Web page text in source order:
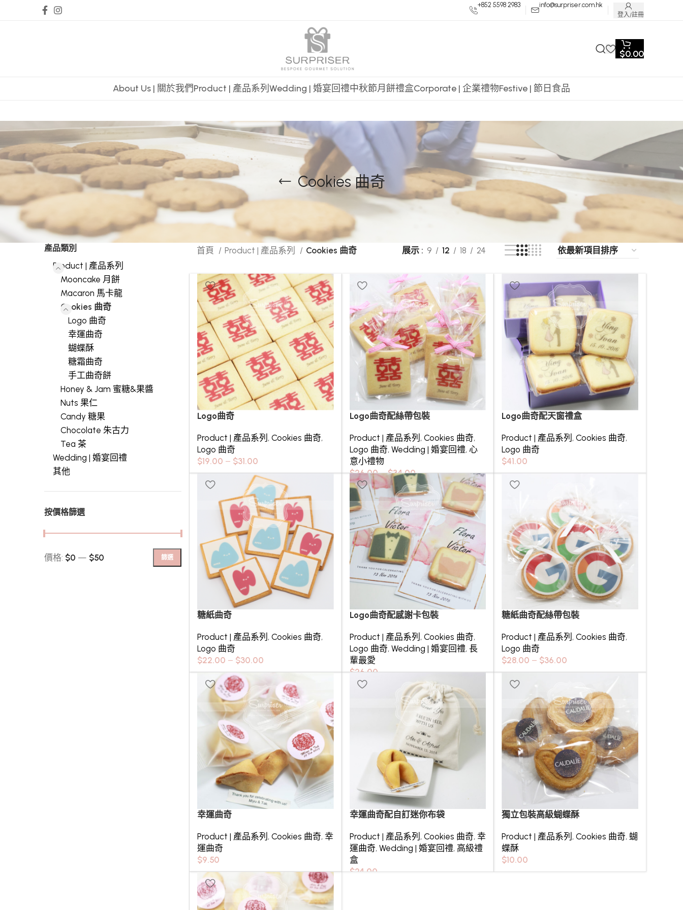
+852 5598 2983 info@surpriser.com.hk
登入/註冊
$0.00
About Us | 關於我們Product | 產品系列 Wedding | 婚宴回禮中秋節月餅禮盒Corporate | 企業禮物Festive | 節日食品
Cookies 曲奇
產品類別
Product | 產品系列
Mooncake 月餅
Macaron 馬卡龍
Cookies 曲奇
Logo 曲奇
幸運曲奇
蝴蝶酥
糖霜曲奇
手工曲奇餅
Honey & Jam 蜜糖&果醬
Nuts 果仁
Candy 糖果
Chocolate 朱古力
Tea 茶
Wedding | 婚宴回禮
其他
按價格篩選
篩選
價格: $0 — $50
首頁 Product | 產品系列 Cookies 曲奇 展示 9 12 18 24
Logo曲奇
Product | 產品系列 , Cookies 曲奇,
Logo 曲奇
$19.00 – $31.00
Logo曲奇配絲帶包裝
Product | 產品系列 , Cookies 曲奇,
Logo 曲奇, Wedding | 婚宴回禮, 心
意小禮物
$26.00 – $34.00
Logo曲奇配天窗禮盒
Product | 產品系列 ,Cookies 曲奇,
Logo 曲奇
$41.00
糖紙曲奇
Product | 產品系列 , Cookies 曲奇,
Logo 曲奇
$22.00 – $30.00
Logo曲奇配感謝卡包裝
Product | 產品系列 , Cookies 曲奇,
Logo 曲奇, Wedding | 婚宴回禮, 長
輩最愛
$26.00
糖紙曲奇配絲帶包裝
Product | 產品系列 ,Cookies 曲奇,
Logo 曲奇
$28.00 – $36.00
幸運曲奇
Product | 產品系列 , Cookies 曲奇, 幸
運曲奇
$9.50
幸運曲奇配自訂迷你布袋
Product | 產品系列 , Cookies 曲奇, 幸
運曲奇, Wedding | 婚宴回禮, 高級禮
盒
$24.00
獨立包裝高級蝴蝶酥
Product | 產品系列 ,Cookies 曲奇, 蝴
蝶酥
$10.00